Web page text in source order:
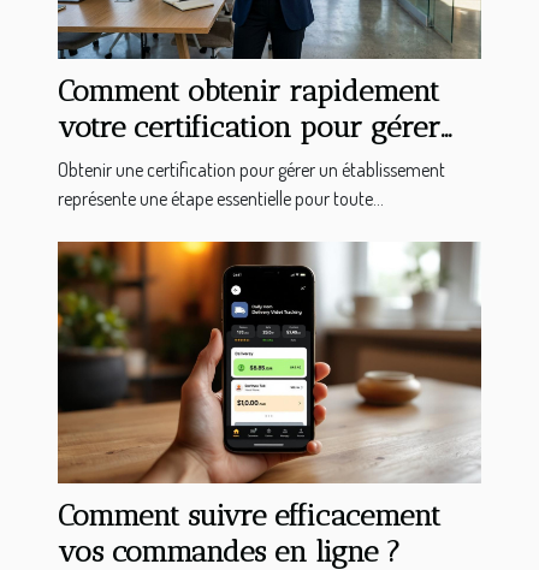
Comment obtenir rapidement
votre certification pour gérer
un établissement ?
Obtenir une certification pour gérer un établissement
représente une étape essentielle pour toute...
Comment suivre efficacement
vos commandes en ligne ?